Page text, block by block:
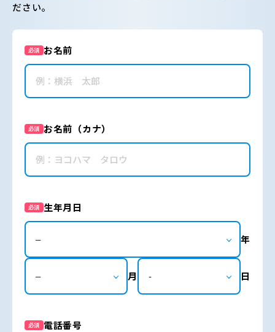
ださい。
必須 お名前
必須 お名前（カナ）
必須 生年月日
年
月 日
必須 電話番号